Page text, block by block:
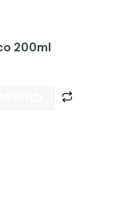
200ml